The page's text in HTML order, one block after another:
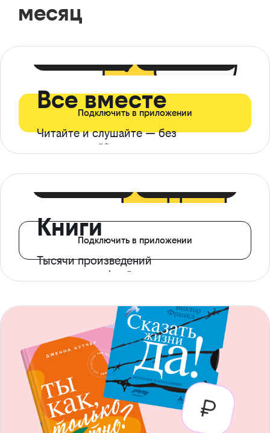
месяц
Все вместе
Читайте и слушайте — без
ограничений*
Подключить в приложении
Книги
Тысячи произведений
с доступом офлайн
Подключить в приложении